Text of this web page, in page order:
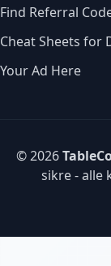
Find Referral
Cheat Sheets for
Your Ad Here
© 2026
sikre - alle